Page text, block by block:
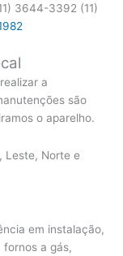
3644-3392 (11)
a
são
o aparelho.
Leste, Norte e
em instalação,
fornos a gás,